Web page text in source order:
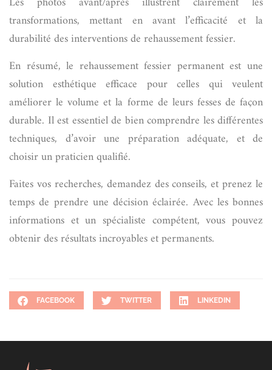
transformations, mettant en avant l’efficacité et la
durabilité des interventions de rehaussement fessier.
En résumé, le rehaussement fessier permanent est une
solution esthétique efficace pour celles qui veulent
améliorer le volume et la forme de leurs fesses de façon
durable. Il est essentiel de bien comprendre les différentes
techniques, d’avoir une préparation adéquate, et de
choisir un praticien qualifié.
Faites vos recherches, demandez des conseils, et prenez le
temps de prendre une décision éclairée. Avec les bonnes
informations et un spécialiste compétent, vous pouvez
obtenir des résultats incroyables et permanents.
FACEBOOK TWITTER LINKEDIN